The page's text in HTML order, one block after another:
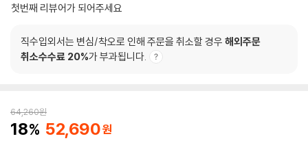
첫번째 리뷰어가 되어주세요
직수입외서는 변심/착오로 인해 주문을 취소할 경우 해외주문
취소수수료 20%가 부과됩니다.
64,260원
18 52,690